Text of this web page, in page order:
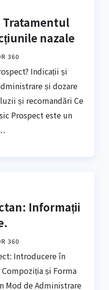
Tratamentul
nazale
360
Indicații și
și dozare
și recomandări Ce
Prospect este un
Informații
360
Introducere în
și Forma
Mod de Administrare